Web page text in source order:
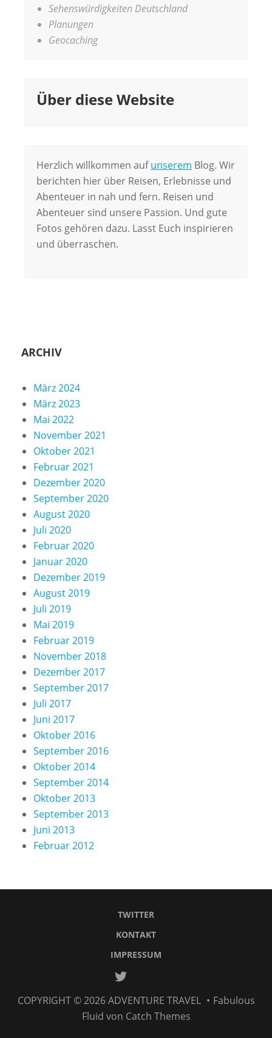
Sehenswürdigkeiten Deutschland
Planungen
Geocaching
Über diese Website
Herzlich willkommen aufunserem Blog. Wir
berichten hier über Reisen, Erlebnisse und
Abenteuer in nah und fern. Reisen und
Abenteuer sind unsere Passion. Und gute
Fotos gehören dazu. Lasst Euch inspirieren
und überraschen.
ARCHIV
März 2024
März 2023
Mai 2022
November 2021
Oktober 2021
Februar 2021
Dezember 2020
September 2020
August 2020
Juli 2020
Februar 2020
Januar 2020
Dezember 2019
August 2019
Juli 2019
Mai 2019
Februar 2019
November 2018
Dezember 2017
September 2017
Juli 2017
Juni 2017
Oktober 2016
September 2016
Oktober 2014
September 2014
Oktober 2013
September 2013
Juni 2013
Februar 2012
TWITTER
KONTAKT
IMPRESSUM
Twitter
COPYRIGHT © 2026ADVENTURE TRAVEL • Fabulous
Fluid von Catch Themes